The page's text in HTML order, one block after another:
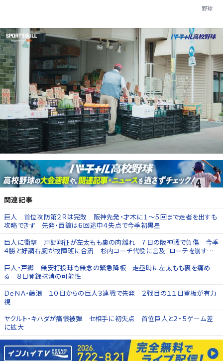
野球
関連記事
巨人 首位攻防第２Ｒは完敗 阪神先発・才木に１～５回まで走者を出すも
攻略できず 先発・西舘は６回途中４失点で今季初黒星
巨人に衝撃 戸郷翔征が左太もも裏の肉離れ ７日の阪神戦で負傷 今季
４勝と好調右腕が故障班に合流 杉内コーチ代役に言及「ローテを崩すつ
巨人・戸郷 無安打投球も無念の緊急降板 走塁時に左太もも裏を痛め
る ８日登録抹消の可能性
ＤｅＮＡ・藤浪 １０日からの巨人３連戦で先発 ２戦目の１１日登板が有力
視
ヤクルト・キハダが痛恨被弾 セ相手に初失点 首位巨人と２・５ゲーム差
に拡大